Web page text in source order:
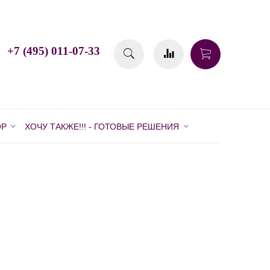
+7 (495) 011-07-33
ХОЧУ ТАКЖЕ!!! - ГОТОВЫЕ РЕШЕНИЯ